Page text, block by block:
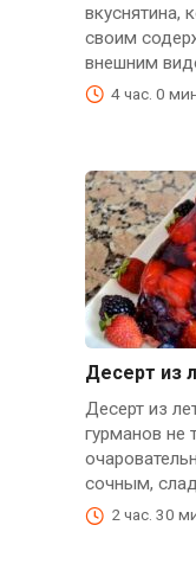
вкуснятина,
своим
внешним
4 час. 0
Десерт из
Десерт из
гурманов не
сочным,
2 час. 30